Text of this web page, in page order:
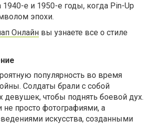
е и 1950-е годы, когда Pin-Up
эпохи.
Онлайн вы узнаете все о стиле
популярность во время
Солдаты брали с собой
девушек, чтобы поднять боевой дух.
не просто фотографиями, а
искусства, созданными